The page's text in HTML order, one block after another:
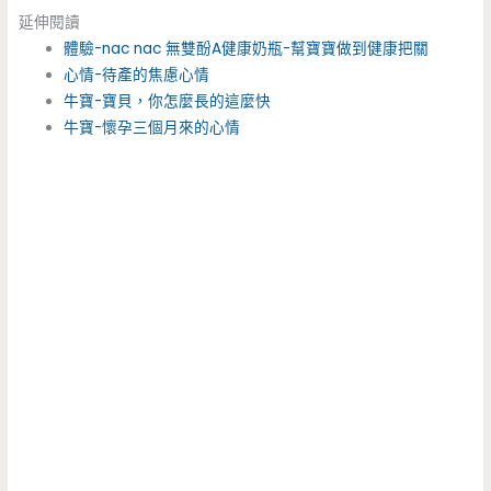
延伸閱讀
體驗-nac nac 無雙酚A健康奶瓶-幫寶寶做到健康把關
心情-待產的焦慮心情
牛寶-寶貝，你怎麼長的這麼快
牛寶-懷孕三個月來的心情